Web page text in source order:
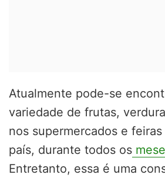
Atualmente pode-se
variedade de frutas,
nos supermercados e
país, durante todos os
Entretanto, essa é uma